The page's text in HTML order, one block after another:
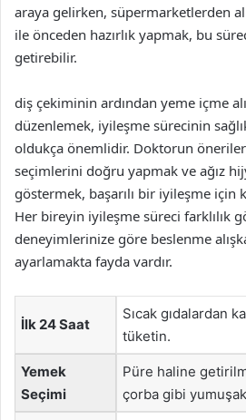
araya gelirken, süpermarketlerden
ile önceden hazırlık yapmak, bu
getirebilir.
diş çekiminin ardından yeme içme
düzenlemek, iyileşme sürecinin
oldukça önemlidir. Doktorun
seçimlerini doğru yapmak ve ağız
göstermek, başarılı bir iyileşme için
Her bireyin iyileşme süreci farklılık
deneyimlerinize göre beslenme
ayarlamakta fayda vardır.
İlk 24 Saat
Sıcak gıdalardan
tüketin.
Yemek
Seçimi
Püre haline
çorba gibi